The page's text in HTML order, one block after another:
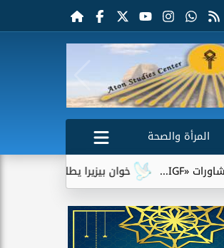
المرأة والصحة
خوان بيزيرا يطلب الرحيل عن الزمالك..